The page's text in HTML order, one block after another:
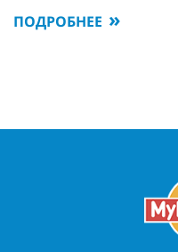
ПОДРОБНЕЕ